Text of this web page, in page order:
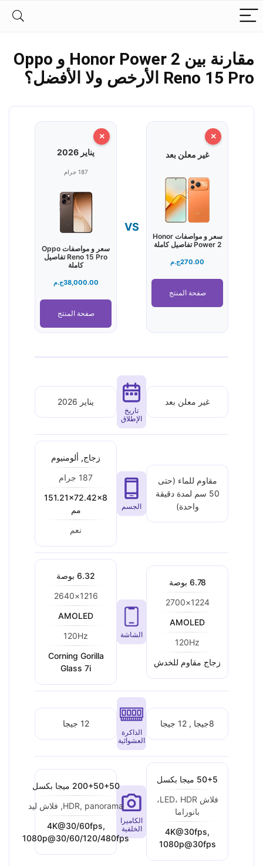
مقارنة بين Honor Power 2 و Oppo
Reno 15 Pro الأرخص ولا الأفضل؟
×
غير معلن بعد
سعر و مواصفات Honor
Power 2 تفاصيل كاملة
ج.م270.00
صفحة المنتج
VS
×
يناير 2026
187 جرام
سعر و مواصفات Oppo
Reno 15 Pro تفاصيل
كاملة
ج.م38,000.00
صفحة المنتج
غير معلن بعد
تاريخ
الإطلاق
يناير 2026
مقاوم للماء (حتى
50 سم لمدة دقيقة
واحدة)
الجسم
زجاج, ألومنيوم
187 جرام
151.21x72.42x8
مم
نعم
6.78 بوصة
1224×2700
AMOLED
120Hz
زجاج مقاوم للخدش
الشاشة
6.32 بوصة
1216×2640
AMOLED
120Hz
Corning Gorilla
Glass 7i
8جيجا , 12 جيجا
الذاكرة
العشوائية
12 جيجا
50+5 ميجا بكسل
فلاش LED، HDR،
بانوراما
4K@30fps,
1080p@30fps
الكاميرا
الخلفية
200+50+50 ميجا بكسل
HDR, panorama, فلاش ليد
4K@30/60fps,
1080p@30/60/120/480fps